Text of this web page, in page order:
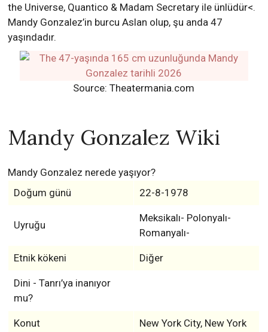
the Universe, Quantico & Madam Secretary ile ünlüdür<.
Mandy Gonzalez’in burcu Aslan olup, şu anda 47
yaşındadır.
Source: Theatermania.com
Mandy Gonzalez Wiki
Mandy Gonzalez nerede yaşıyor?
Doğum günü
22-8-1978
Uyruğu
Meksikalı- Polonyalı-
Romanyalı-
Etnik kökeni Diğer
Dini - Tanrı’ya inanıyor
mu?
Konut New York City, New York